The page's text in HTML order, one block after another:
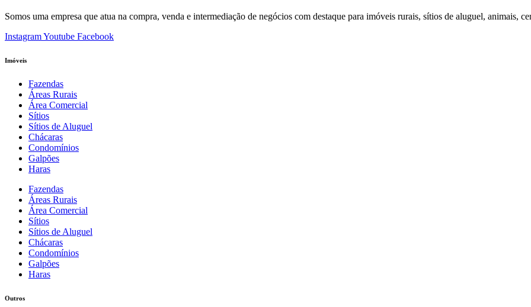
Somos uma empresa que atua na compra, venda e intermediação de negócios com destaque para imóveis rurais, sítios de aluguel, animais,
InstagramYoutube Facebook
Imóveis
Fazendas
Áreas Rurais
Área Comercial
Sítios
Sítios de Aluguel
Chácaras
Condomínios
Galpões
Haras
Fazendas
Áreas Rurais
Área Comercial
Sítios
Sítios de Aluguel
Chácaras
Condomínios
Galpões
Haras
Outros